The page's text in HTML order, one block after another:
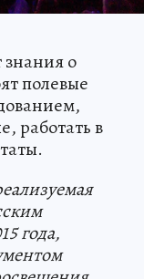
знания о
полевые
работать в
года,